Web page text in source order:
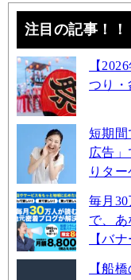
注目の記事！！
【
つり・
短期間
広告
りタ
毎月
で、
【バ
【船